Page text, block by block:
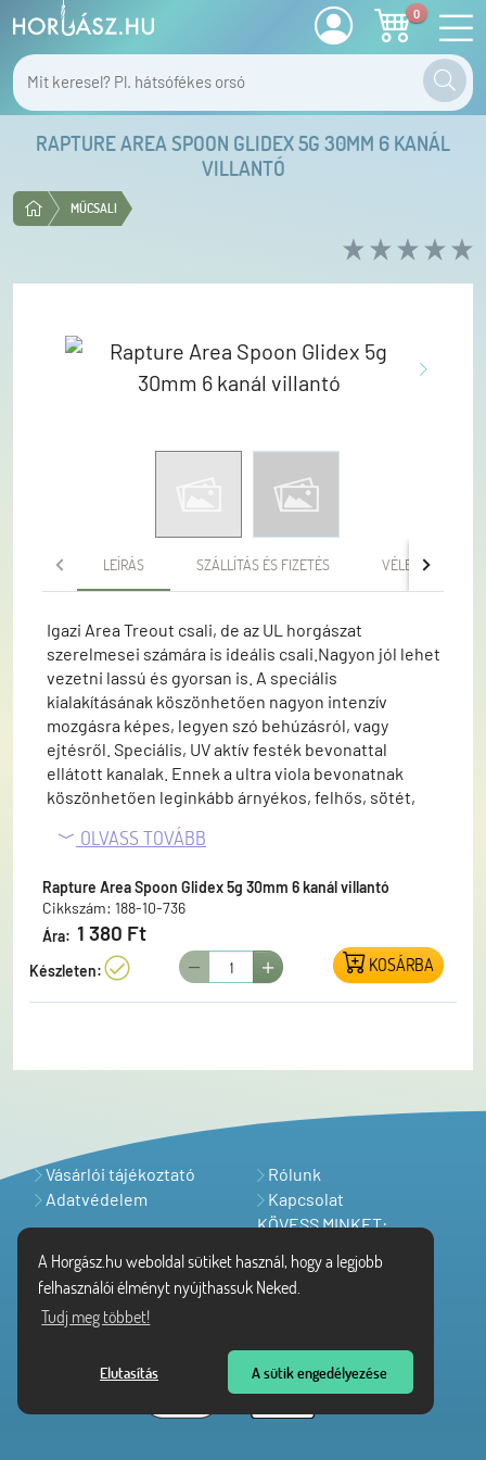
A Horgász.hu weboldal sütiket használ, hogy a legjobb
felhasználói élményt nyújthassuk Neked.
Tudj meg többet!
Elutasítás A sütik engedélyezése
0
RAPTURE AREA SPOON GLIDEX 5G 30MM 6 KANÁL
VILLANTÓ
MŰCSALI
LEÍRÁS SZÁLLÍTÁS ÉS FIZETÉS VÉLEMÉNYEK
Igazi Area Treout csali, de az UL horgászat
szerelmesei számára is ideális csali.Nagyon jól lehet
vezetni lassú és gyorsan is. A speciális
kialakításának köszönhetően nagyon intenzív
mozgásra képes, legyen szó behúzásról, vagy
ejtésről. Speciális, UV aktív festék bevonattal
ellátott kanalak. Ennek a ultra viola bevonatnak
köszönhetően leginkább árnyékos, felhős, sötét,
színeket.A szériára széles, versenyzők által javasolt
bevonattal ellátott kanalak. Ennek a ultra viola
bevonatnak köszönhetően leginkább árnyékos,
felhős, sötét, kissé zavaros vízben is jól látják a
halak a csábító színeket.A szériára széles,
versenyzők által javasolt színválaszték jellemző. A
OLVASS TOVÁBB
Rapture Area Spoon Glidex 5g 30mm 6 kanál villantó
Cikkszám: 188-10-736
Ára: 1 380 Ft
Készleten: KOSÁRBA
Vásárlói tájékoztató
Adatvédelem
Rólunk
Kapcsolat
KÖVESS MINKET: